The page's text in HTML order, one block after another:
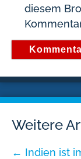
diesem
Weitere
← Indien ist